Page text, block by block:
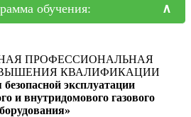
обучения:
ПРОФЕССИОНАЛЬНАЯ
КВАЛИФИКАЦИИ
эксплуатации
и внутридомового газового